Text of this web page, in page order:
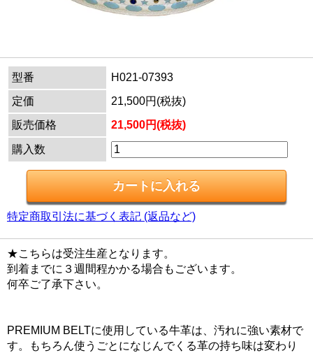
型番
H021-07393
定価
21,500円(税抜)
販売価格
21,500円(税抜)
購入数
特定商取引法に基づく表記 (返品など)
★こちらは受注生産となります。
到着までに３週間程かかる場合もございます。
何卒ご了承下さい。
PREMIUM BELTに使用している牛革は、汚れに強い素材で
す。もちろん使うごとになじんでくる革の持ち味は変わり